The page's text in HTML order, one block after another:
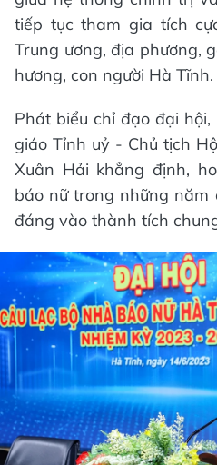
tiếp tục tham gia tích
Trung ương, địa phương,
hương, con người Hà Tĩnh.
Phát biểu chỉ đạo đại
giáo Tỉnh uỷ - Chủ tịch
Xuân Hải khẳng định,
báo nữ trong những
đáng vào thành tích